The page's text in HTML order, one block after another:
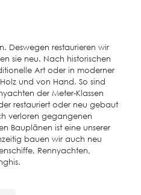
Deswegen restaurieren wir
sie neu. Nach historischen
Art oder in moderner
und von Hand. So sind
der Meter-Klassen
restauriert oder neu gebaut
verloren gegangenen
Bauplänen ist eine unserer
bauen wir auch neu
Rennyachten,